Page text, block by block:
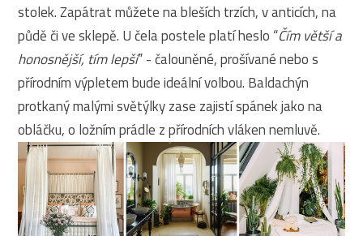
stolek. Zapátrat můžete na bleších trzích, v anticích, na
půdě či ve sklepě. U čela postele platí heslo “Čím větší a
honosnější, tím lepší” - čalouněné, prošívané nebo s
přírodním výpletem bude ideální volbou. Baldachýn
protkaný malými světýlky zase zajistí spánek jako na
obláčku, o ložním prádle z přírodních vláken nemluvě.